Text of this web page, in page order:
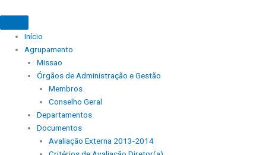
Início
Agrupamento
Missao
Órgãos de Administração e Gestão
Membros
Conselho Geral
Departamentos
Documentos
Avaliação Externa 2013-2014